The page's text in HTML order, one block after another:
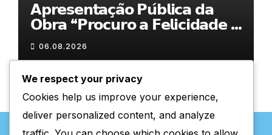
𝗔𝗽𝗿𝗲𝘀𝗲𝗻𝘁𝗮𝗰̧𝗮̃𝗼 𝗣𝘂́𝗯𝗹𝗶𝗰𝗮 𝗱𝗮
𝗢𝗯𝗿𝗮 “𝗣𝗿𝗼𝗰𝘂𝗿𝗼 𝗮 𝗙𝗲𝗹𝗶𝗰𝗶𝗱𝗮𝗱𝗲 𝗲
𝗲𝗹𝗮 𝗺𝗼𝗿𝗮 𝗰𝗼𝗺𝗶𝗴𝗼”
06.08.2026
We respect your privacy
Cookies help us improve your experience,
deliver personalized content, and analyze